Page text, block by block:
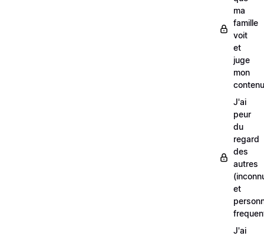
ma
famille
voit
et
juge
mon
contenu
J'ai
peur
du
regard
des
autres
et
J'ai